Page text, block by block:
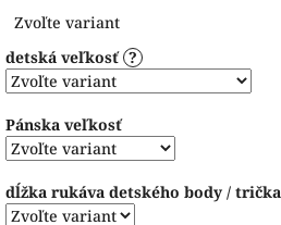
cena:
Zvoľte variant
detská veľkosť ?
Pánska veľkosť
dĺžka rukáva detského body / trička